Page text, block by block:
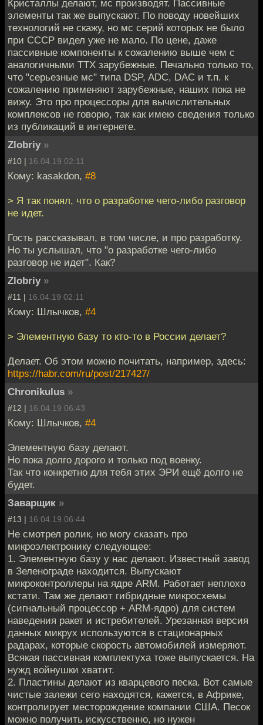
Кристаллы делают, мс производят. Пассивные
элементы так же выпускают. По поводу новейших
технологий не скажу, но мс серий которых не было
при СССР видел уже не мало. По цене, даже
пассивные компоненты к сожалению выше чем с
аналогичными ТТХ зарубежные. Печально только то,
что "серьезные мс" типа DSP, ADC, DAC и т.п. к
сожалению применяют зарубежные, наших пока не
вижу. Это про процессоры для вычислительных
комплексов не говорю, так как имею сведения только
из публикаций в интернете.
Zlobriy »
#10 | 16.04.19 02:11
Кому: kasakdon, #8
> Я так понял, что о разработке чего-либо разговор
не идет.
Гость рассказывал, в том числе, и про разработку.
Но ты услышал, что "о разработке чего-либо
разговор не идет". Как?
Zlobriy »
#11 | 16.04.19 02:11
Кому: Шлычков, #4
> Элементную базу то кто-то в России делает?
Делает. Об этом можно почитать, например, здесь:
https://habr.com/ru/post/217427/
Chronikulus »
#12 | 16.04.19 06:43
Кому: Шлычков, #4
Элементную базу делают.
Но пока долго дорого и только под военку.
Так что конкретно для тебя этих ЭРИ ещё долго не
будет.
Заварщик »
#13 | 16.04.19 06:44
Не смотрел ролик, но могу сказать про
микроэлектронику следующее:
1. Элементную базу у нас делают. Известный завод
в Зеленограде находится. Выпускают
микроконтроллеры на ядре ARM. Работает неплохо
кстати. Там же делают гибридные микросхемы
(сигнальный процессор + АRM-ядро) для систем
наведения ракет и истребителей. Урезанная версия
данных микрух используются в стационарных
радарах, которые скорость автомобилей измеряют.
Всякая пассивная комплектуха тоже выпускается. На
нужд войнушки хватит.
2. Пластины делают из кварцевого песка. Вот самые
чистые залежи сего находятся, кажется, в Африке,
контролирует месторождение компании США. Песок
можно получить искусственно, но нужен